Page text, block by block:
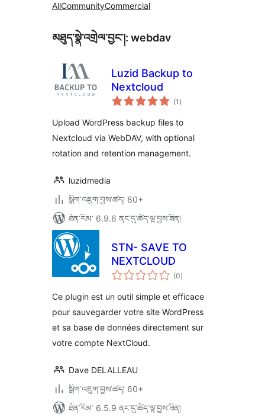
AllCommunityCommercial
མཐུད་སྣེ་འགྲེལ་བྱང་།: webdav
Luzid Backup to
Nextcloud
(1 གདེང་
འཇོག་
ཚང་།
)
Upload WordPress backup files to
Nextcloud via WebDAV, with optional
rotation and retention management.
luzidmedia
སྒྲིག་འཇུག་བྱས་ཚད། 80+
ཐོན་རིམ་ 6.9.6 ནང་དུ་ཚོད་ལྟ་བྱས་ཟིན།
STN- SAVE TO
NEXTCLOUD
(0གདེང་
འཇོག་
ཚང་།
)
Ce plugin est un outil simple et efficace
pour sauvegarder votre site WordPress
et sa base de données directement sur
votre compte NextCloud.
Dave DELALLEAU
སྒྲིག་འཇུག་བྱས་ཚད། 60+
ཐོན་རིམ་ 6.5.9 ནང་དུ་ཚོད་ལྟ་བྱས་ཟིན།